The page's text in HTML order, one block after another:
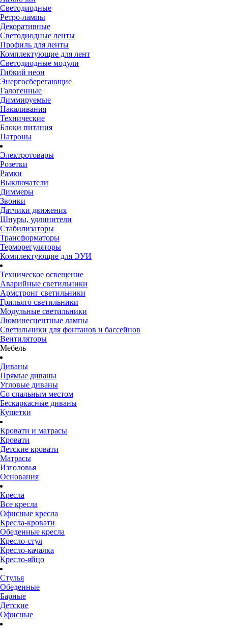
Светодиодные
Ретро-лампы
Декоративные
Светодиодные ленты
Профиль для ленты
Комплектующие для лент
Светодиодные модули
Гибкий неон
Энергосберегающие
Галогенные
Диммируемые
Накаливания
Технические
Блоки питания
Патроны
Электротовары
Розетки
Рамки
Выключатели
Диммеры
Звонки
Датчики движения
Шнуры, удлинители
Стабилизаторы
Трансформаторы
Терморегуляторы
Комплектующие для ЭУИ
Техническое освещение
Аварийные светильники
Армстронг светильники
Грильято светильники
Модульные светильники
Люминесцентные лампы
Светильники для фонтанов и бассейнов
Вентиляторы
Мебель
Диваны
Прямые диваны
Угловые диваны
Со спальным местом
Бескаркасные диваны
Кушетки
Кровати и матрасы
Кровати
Детские кровати
Матрасы
Изголовья
Основания
Кресла
Все кресла
Офисные кресла
Кресла-кровати
Обеденные кресла
Кресло-стул
Кресло-качалка
Кресло-яйцо
Стулья
Обеденные
Барные
Детские
Офисные